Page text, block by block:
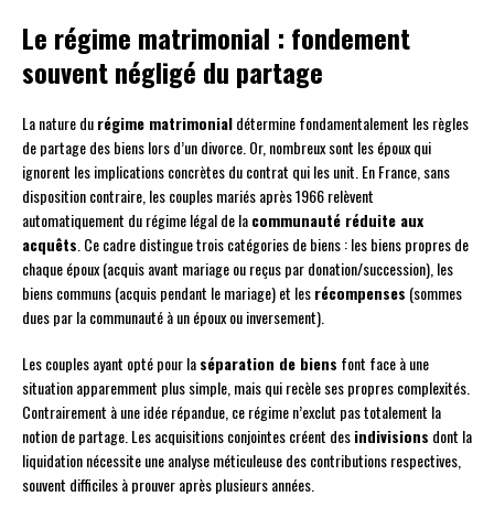
Le régime matrimonial : fondement
souvent négligé du partage
La nature durégime matrimonialdétermine fondamentalement les règles
de partage des biens lors d’un divorce. Or, nombreux sont les époux qui
ignorent les implications concrètes du contrat qui les unit. En France, sans
disposition contraire, les couples mariés après 1966 relèvent
automatiquement du régime légal de lacommunauté réduite aux
acquêts . Ce cadre distingue trois catégories de biens : les biens propres de
chaque époux (acquis avant mariage ou reçus par donation/succession), les
biens communs (acquis pendant le mariage) et lesrécompenses (sommes
dues par la communauté à un époux ou inversement).
Les couples ayant opté pour laséparation de biens font face à une
situation apparemment plus simple, mais qui recèle ses propres complexités.
Contrairement à une idée répandue, ce régime n’exclut pas totalement la
notion de partage. Les acquisitions conjointes créent desindivisions dont la
liquidation nécessite une analyse méticuleuse des contributions respectives,
souvent difficiles à prouver après plusieurs années.